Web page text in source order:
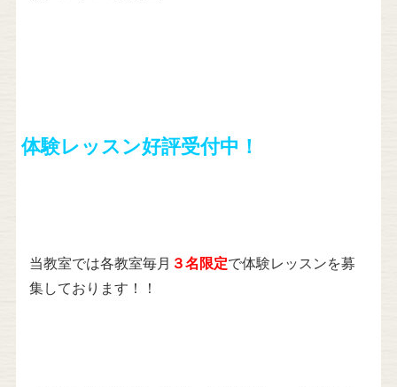
体験レッスン好評受付中！
当教室では各教室毎月 ３名限定で体験レッスンを募
集しております！！